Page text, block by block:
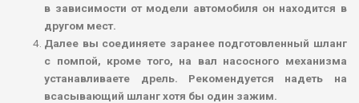
в зависимости от модели автомобиля он находится в
другом мест.
Далее вы соединяете заранее подготовленный шланг
с помпой, кроме того, на вал насосного механизма
устанавливаете дрель. Рекомендуется надеть на
всасывающий шланг хотя бы один зажим.